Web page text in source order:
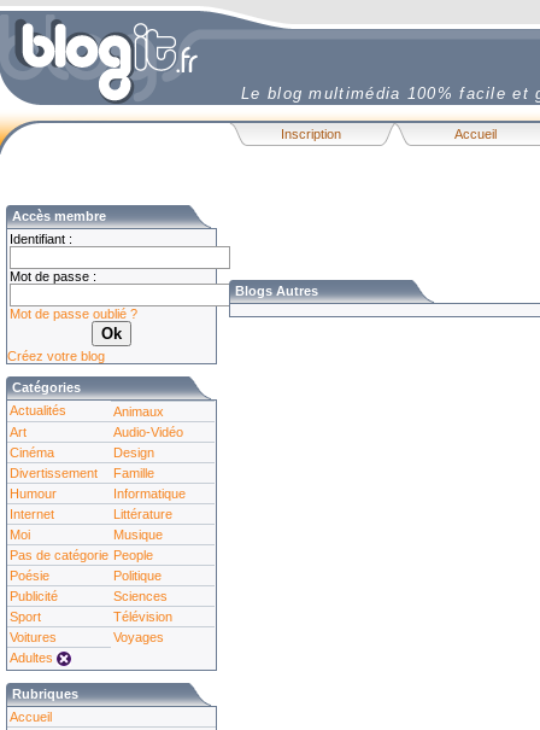
Le blog multimédia 100% facile et
Inscription Accueil
Accès membre
Identifiant :
Mot de passe :
Mot de passe oublié ?
Créez votre blog
Catégories
Actualités
Animaux
Art
Audio-Vidéo
Cinéma
Design
Divertissement
Famille
Humour
Informatique
Internet
Littérature
Moi
Musique
Pas de catégorie People
Poésie
Politique
Publicité
Sciences
Sport
Télévision
Voitures
Voyages
Adultes
Rubriques
Accueil
Blogs Autres